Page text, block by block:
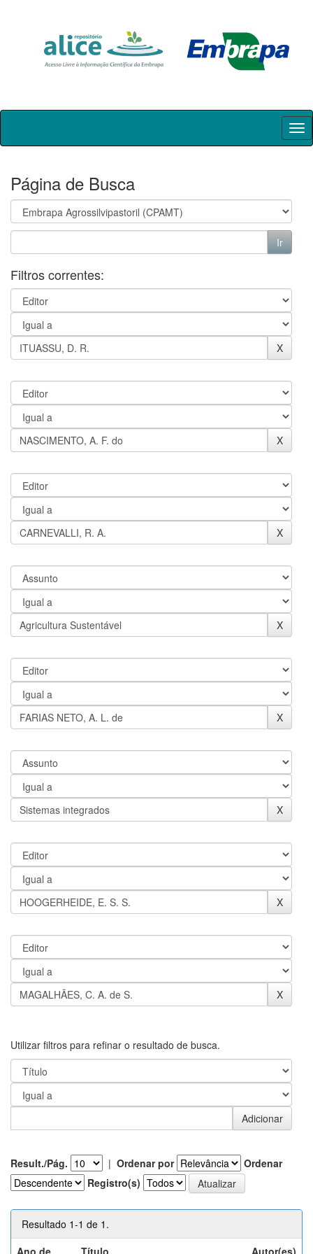
Skip
Página de Busca
Filtros correntes:
Utilizar filtros para refinar o resultado de busca.
Result./Pág. | Ordenar por
Ordenar
Registro(s)
Resultado 1-1 de 1.
Ano de
Título Autor(es)